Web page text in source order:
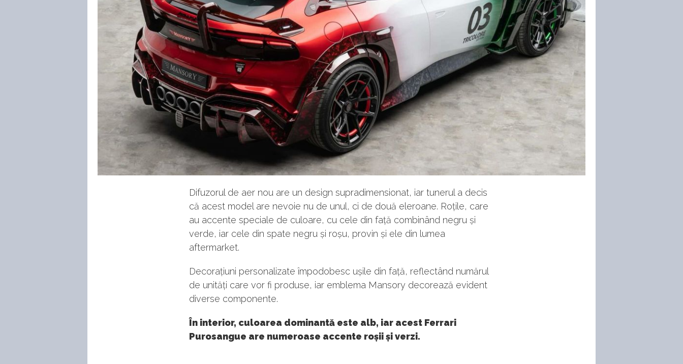
Difuzorul de aer nou are un design supradimensionat, iar tunerul a decis
că acest model are nevoie nu de unul, ci de două eleroane. Roțile, care
au accente speciale de culoare, cu cele din față combinând negru și
verde, iar cele din spate negru și roșu, provin și ele din lumea
aftermarket.
Decorațiuni personalizate împodobesc ușile din față, reflectând numărul
de unități care vor fi produse, iar emblema Mansory decorează evident
diverse componente.
În interior, culoarea dominantă este alb, iar acest Ferrari
Purosangue are numeroase accente roșii și verzi.